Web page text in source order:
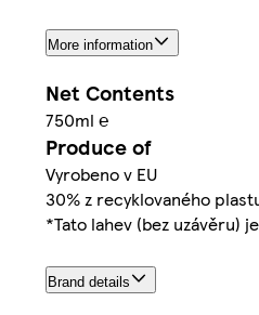
More information
Net Contents
750ml ℮
Produce of
Vyrobeno v EU
30% z recyklovaného
*Tato lahev (bez uzávěru)
Brand details